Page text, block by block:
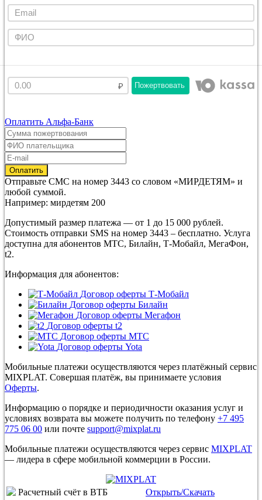
Пожертвовать
Оплатить Альфа-Банк
Отправьте СМС на номер 3443 со словом «МИРДЕТЯМ» и
любой суммой.
Например: мирдетям 200
Допустимый размер платежа — от 1 до 15 000 рублей.
Стоимость отправки SMS на номер 3443 – бесплатно. Услуга
доступна для абонентов МТС, Билайн, Т-Мобайл, МегаФон,
t2.
Информация для абонентов:
Договор оферты Т-Мобайл
Договор оферты Билайн
Договор оферты Мегафон
Договор оферты t2
Договор оферты МТС
Договор оферты Yota
Мобильные платежи осуществляются через платёжный сервис
MIXPLAT. Совершая платёж, вы принимаете условия
Оферты.
Информацию о порядке и периодичности оказания услуг и
условиях возврата вы можете получить по телефону +7 495
775 06 00 или почте support@mixplat.ru
Мобильные платежи осуществляются через сервис MIXPLAT
— лидера в сфере мобильной коммерции в России.
Расчетный счёт в ВТБ
Открыть/Скачать